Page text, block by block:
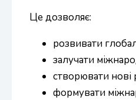
Це дозволяє:
розвивати
залучати
створювати нові
формувати